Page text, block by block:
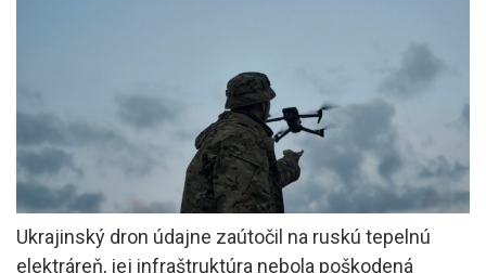
Ukrajinský dron údajne zaútočil na ruskú tepelnú
elektráreň, jej infraštruktúra nebola poškodená